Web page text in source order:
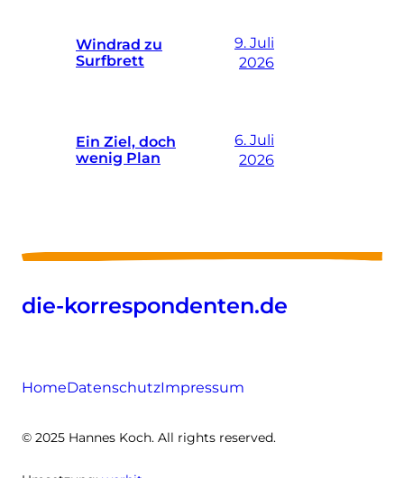
Windrad zu
Surfbrett
9. Juli
2026
Ein Ziel, doch
wenig Plan
6. Juli
2026
die-korrespondenten.de
HomeDatenschutzImpressum
© 2025 Hannes Koch. All rights reserved.